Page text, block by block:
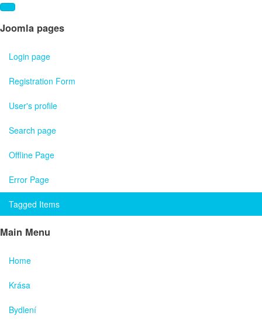
Joomla pages
Login page
Registration Form
User's profile
Search page
Offline Page
Error Page
Tagged Items
Main Menu
Home
Krása
Bydlení